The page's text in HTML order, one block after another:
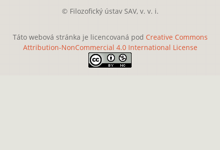
© Filozofický ústav SAV, v. v. i.
Táto webová stránka je licencovaná pod Creative Commons
Attribution-NonCommercial 4.0 International License